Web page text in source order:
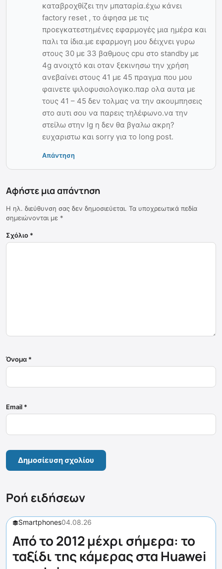
καταβροχθίζει την μπαταρία.έχω κάνει
factory reset , το άφησα με τις
προεγκατεστημένες εφαρμογές μια ημέρα και
παλι τα ίδια.με εφαρμογη μου δέιχνει γυρω
στους 30 με 33 βαθμους cpu στο standby με
4g ανοιχτό και οταν ξεκινησω την χρήση
ανεβαίνει στους 41 με 45 πραγμα που μου
φαινετε ψιλοφυσιολογικο.παρ ολα αυτα με
τους 41 – 45 δεν τολμας να την ακουμπησεις
στο αυτι σου να παρεις τηλέφωνο.να την
στείλω στην lg η δεν θα βγαλω ακρη?
ευχαριστω και sorry για το long post.
Απάντηση
Αφήστε μια απάντηση
Η ηλ. διεύθυνση σας δεν δημοσιεύεται. Τα υποχρεωτικά πεδία
σημειώνονται με *
Σχόλιο *
Όνομα *
Email *
Ροή ειδήσεων
Smartphones04.08.26
Από το 2012 μέχρι σήμερα: το
ταξίδι της κάμερας στα Huawei